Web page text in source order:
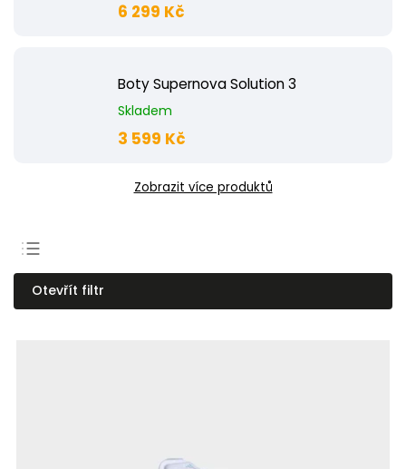
6 299 Kč
Boty Supernova Solution 3
Skladem
3 599 Kč
Zobrazit více produktů
Nejprodávanější
Nejlevnější
Otevřít filtr